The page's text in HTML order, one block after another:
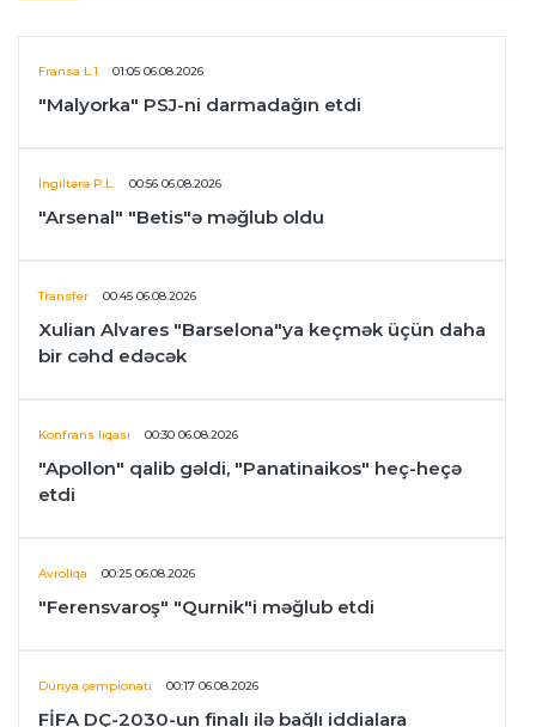
Fransa L.1 01:05 06.08.2026
"Malyorka" PSJ-ni darmadağın etdi
İngiltərə P.L. 00:56 06.08.2026
"Arsenal" "Betis"ə məğlub oldu
Transfer 00:45 06.08.2026
Xulian Alvares "Barselona"ya keçmək üçün daha
bir cəhd edəcək
Konfrans liqası 00:30 06.08.2026
"Apollon" qalib gəldi, "Panatinaikos" heç-heçə
etdi
Avroliqa 00:25 06.08.2026
"Ferensvaroş" "Qurnik"i məğlub etdi
Dünya çempionatı 00:17 06.08.2026
FİFA DÇ-2030-un finalı ilə bağlı iddialara